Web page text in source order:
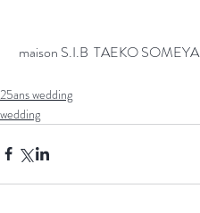
maison S.I.B  TAEKO SOMEYA
25ans wedding
wedding